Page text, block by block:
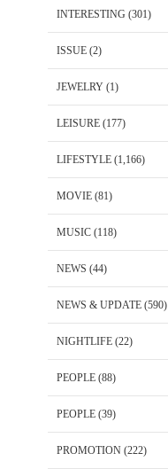
INTERESTING (301)
ISSUE (2)
JEWELRY (1)
LEISURE (177)
LIFESTYLE (1,166)
MOVIE (81)
MUSIC (118)
NEWS (44)
NEWS & UPDATE (590)
NIGHTLIFE (22)
PEOPLE (88)
PEOPLE (39)
PROMOTION (222)